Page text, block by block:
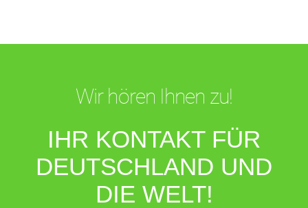
Wir hören Ihnen zu!
IHR KONTAKT FÜR
DEUTSCHLAND UND
DIE WELT!